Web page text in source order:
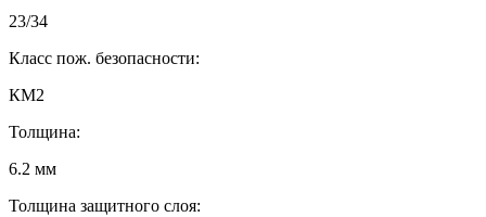
23/34
Класс пож. безопасности:
КМ2
Толщина:
6.2 мм
Толщина защитного слоя: